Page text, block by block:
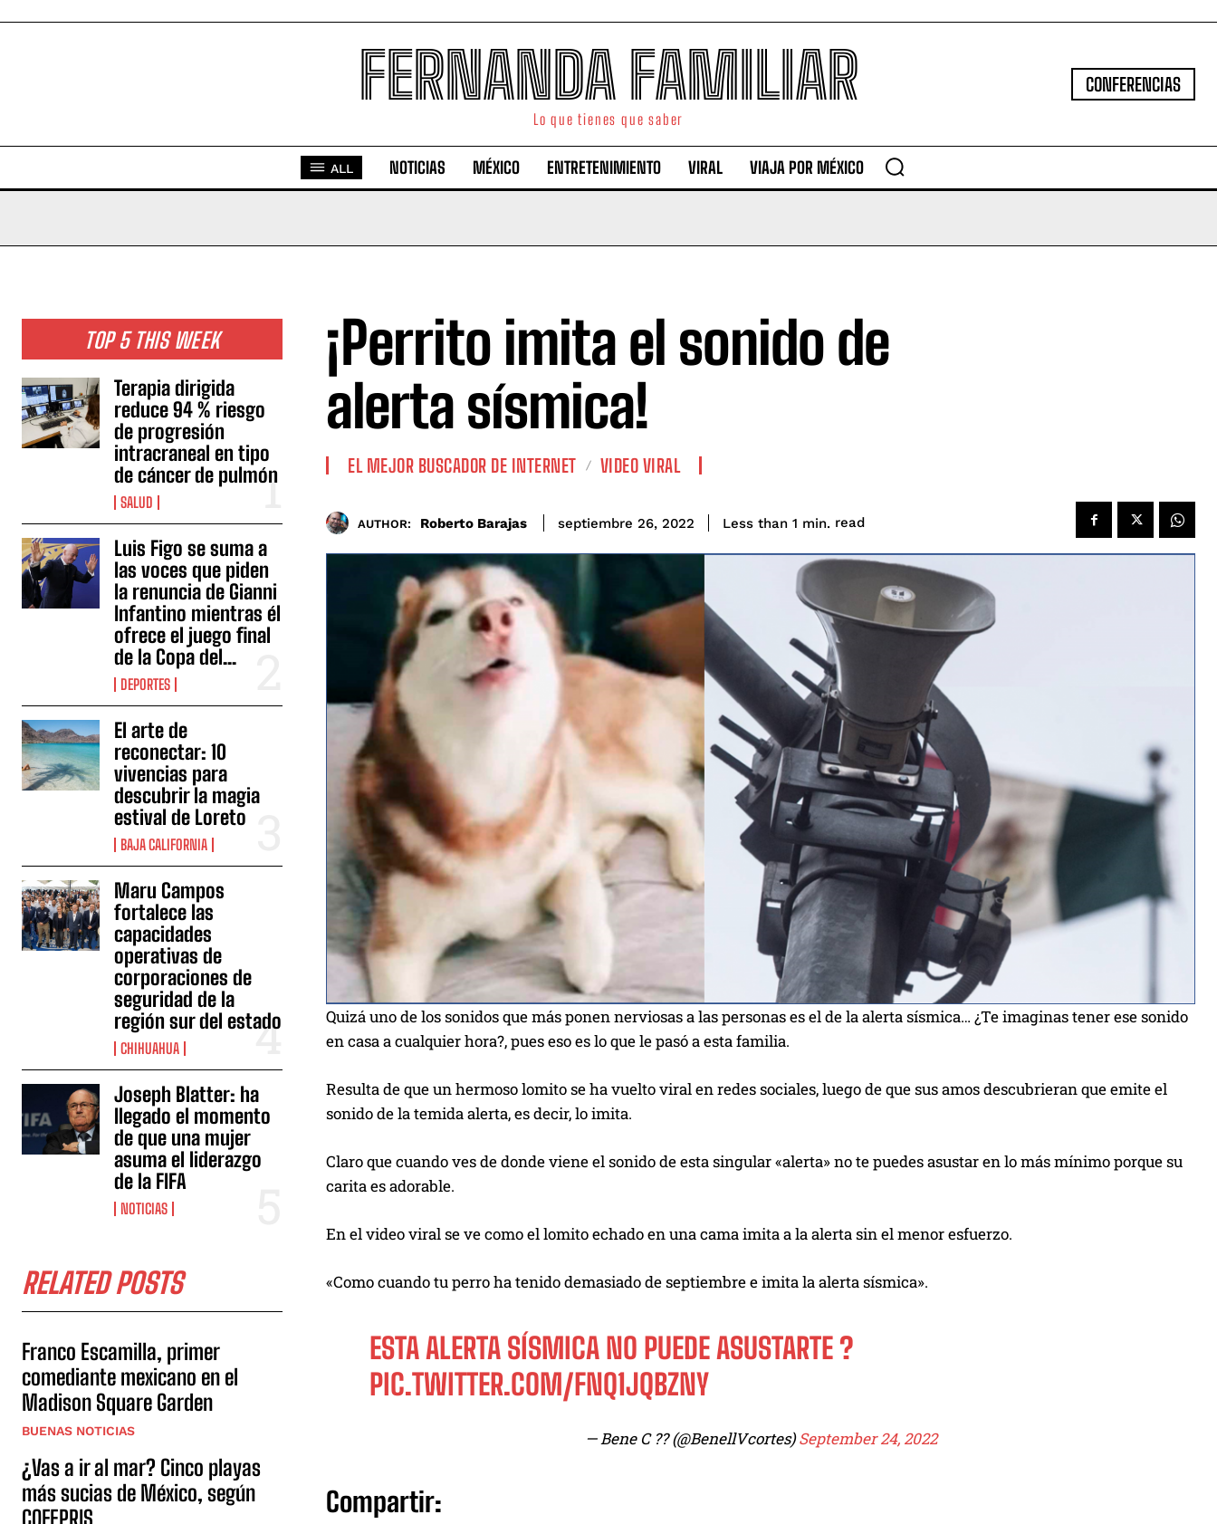
FERNANDA FAMILIAR
Lo que tienes que saber
CONFERENCIAS
ALL NOTICIAS MÉXICO ENTRETENIMIENTO VIRAL VIAJA POR MÉXICO
TOP 5 THIS WEEK
Terapia dirigida
reduce 94 % riesgo
de progresión
intracraneal en tipo
de cáncer de pulmón
SALUD
Luis Figo se suma a
las voces que piden
la renuncia de Gianni
Infantino mientras él
ofrece el juego final
de la Copa del...
DEPORTES
El arte de
reconectar: 10
vivencias para
descubrir la magia
estival de Loreto
BAJA CALIFORNIA
Maru Campos
fortalece las
capacidades
operativas de
corporaciones de
seguridad de la
región sur del estado
CHIHUAHUA
Joseph Blatter: ha
llegado el momento
de que una mujer
asuma el liderazgo
de la FIFA
NOTICIAS
RELATED POSTS
Franco Escamilla, primer
comediante mexicano en el
Madison Square Garden
BUENAS NOTICIAS
¿Vas a ir al mar? Cinco playas
más sucias de México, según
COFEPRIS
¡Perrito imita el sonido de
alerta sísmica!
EL MEJOR BUSCADOR DE INTERNET VIDEO VIRAL
AUTHOR: Roberto Barajas septiembre 26, 2022 Less than 1 min. read
Quizá uno de los sonidos que más ponen nerviosas a las personas es el de la alerta sísmica… ¿Te imaginas tener ese sonido
en casa a cualquier hora?, pues eso es lo que le pasó a esta familia.
Resulta de que un hermoso lomito se ha vuelto viral en redes sociales, luego de que sus amos descubrieran que emite el
sonido de la temida alerta, es decir, lo imita.
Claro que cuando ves de donde viene el sonido de esta singular «alerta» no te puedes asustar en lo más mínimo porque su
carita es adorable.
En el video viral se ve como el lomito echado en una cama imita a la alerta sin el menor esfuerzo.
«Como cuando tu perro ha tenido demasiado de septiembre e imita la alerta sísmica».
ESTA ALERTA SÍSMICA NO PUEDE ASUSTARTE ?
PIC.TWITTER.COM/FNQ1JQBZNY
— Bene C ?? (@BenellVcortes)September 24, 2022
Compartir: